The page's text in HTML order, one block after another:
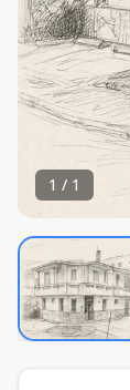
1 / 1